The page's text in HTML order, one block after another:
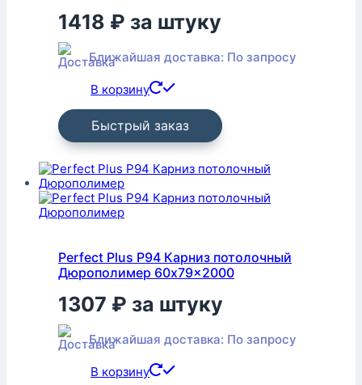
1418 ₽ за штуку
Ближайшая доставка: По запросу
В корзину
Быстрый заказ
Perfect Plus P94 Карниз потолочный
Дюрополимер 60x79x2000
1307 ₽ за штуку
Ближайшая доставка: По запросу
В корзину